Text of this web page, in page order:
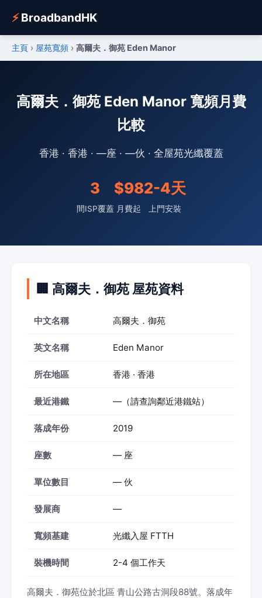
⚡BroadbandHK
主頁 › 屋苑寬頻 › 高爾夫．御苑 Eden Manor
高爾夫．御苑 Eden Manor 寬頻月費
比較
香港 · 香港 · —座 · —伙 · 全屋苑光纖覆蓋
3
間ISP覆蓋
$98
月費起
2-4天
上門安裝
🏢 高爾夫．御苑 屋苑資料
中文名稱 高爾夫．御苑
英文名稱 Eden Manor
所在地區 香港 · 香港
最近港鐵 —（請查詢鄰近港鐵站）
落成年份 2019
座數 — 座
單位數目 — 伙
發展商 —
寬頻基建 光纖入屋 FTTH
裝機時間 2-4 個工作天
高爾夫．御苑位於北區 青山公路古洞段88號。落成年